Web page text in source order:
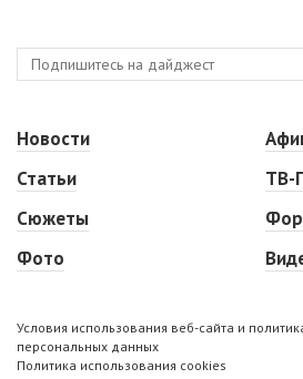
Новости
Статьи
Сюжеты
Фото
ТВ-
Условия использования веб-сайта и
персональных данных
Политика использования cookies